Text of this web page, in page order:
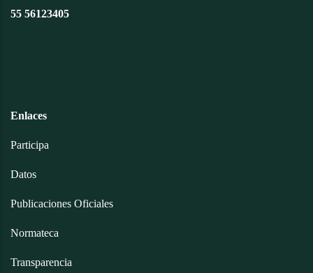
55 56123405
Enlaces
Participa
Datos
Publicaciones Oficiales
Normateca
Transparencia